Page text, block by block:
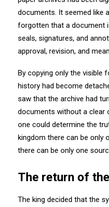
documents. It seemed like
forgotten that a document
seals, signatures, and
approval, revision, and
By copying only the visible
history had become
saw that the archive had
documents without a clear
one could determine the
kingdom there can be only
there can be only one
The return of
The king decided that the